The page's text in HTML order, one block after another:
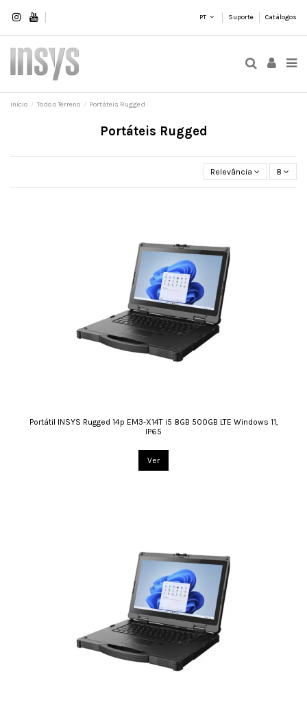
PT Suporte Catálogos
Início Todo o Terreno Portáteis Rugged
Portáteis Rugged
Relevância 8
Portátil INSYS Rugged 14p EM3-X14T i5 8GB 500GB LTE Windows 11,
IP65
Ver